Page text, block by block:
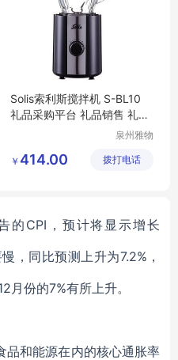
Solis索利斯搅拌机 S-BL10
礼品采购平台 礼品销售 礼品
泉州雅物
公司
￥ 414.00 拨打电话
的CPI，预计将显示增长
，同比预测上升为7.2%，
月份的7%有所上升。
品和能源在内的核心通胀率